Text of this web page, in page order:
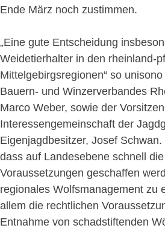
Ende März noch zustimmen.
„Eine gute Entscheidung
Weidetierhalter in den rheinland-
Mittelgebirgsregionen“ so
Bauern- und Winzerverbandes
Marco Weber, sowie der
Interessengemeinschaft der
Eigenjagdbesitzer, Josef
dass auf Landesebene schnell
Voraussetzungen geschaffen
regionales Wolfsmanagement zu
allem die rechtlichen
Entnahme von schadstiftenden